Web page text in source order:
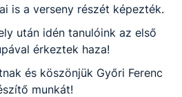
is a verseny részét képezték.
után idén tanulóink az első
érkeztek haza!
és köszönjük Győri Ferenc
munkát!